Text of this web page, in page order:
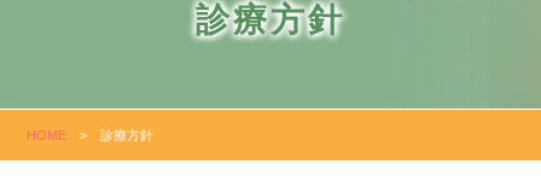
診療方針
HOME >診療方針